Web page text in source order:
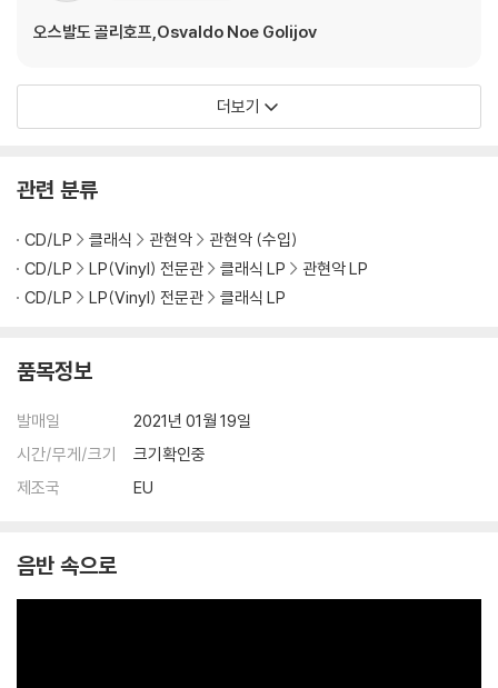
오스발도 골리호프,Osvaldo Noe Golijov
더보기
관련 분류
CD/LP 클래식 관현악
관현악 (수입)
CD/LP
LP(Vinyl) 전문관 클래식 LP
관현악 LP
CD/LP
LP(Vinyl) 전문관 클래식 LP
품목정보
발매일
2021년 01월 19일
시간/무게/크기
크기확인중
제조국
EU
음반 속으로